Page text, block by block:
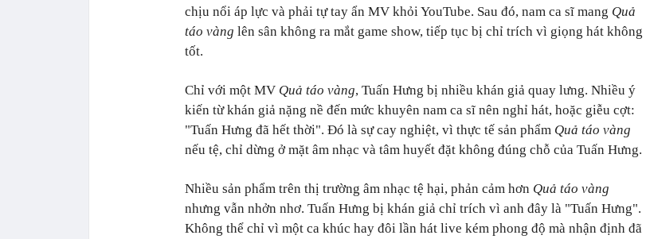
chịu nổi áp lực và phải tự tay ẩn MV khỏi YouTube. Sau đó, nam ca sĩ mang Quả
táo vàng lên sân không ra mắt game show, tiếp tục bị chỉ trích vì giọng hát không
tốt.
Chỉ với một MV Quả táo vàng, Tuấn Hưng bị nhiều khán giả quay lưng. Nhiều ý
kiến từ khán giả nặng nề đến mức khuyên nam ca sĩ nên nghỉ hát, hoặc giễu cợt:
"Tuấn Hưng đã hết thời". Đó là sự cay nghiệt, vì thực tế sản phẩm Quả táo vàng
nếu tệ, chỉ dừng ở mặt âm nhạc và tâm huyết đặt không đúng chỗ của Tuấn Hưng.
Nhiều sản phẩm trên thị trường âm nhạc tệ hại, phản cảm hơn Quả táo vàng
nhưng vẫn nhởn nhơ. Tuấn Hưng bị khán giả chỉ trích vì anh đây là "Tuấn Hưng".
Không thể chỉ vì một ca khúc hay đôi lần hát live kém phong độ mà nhận định đã